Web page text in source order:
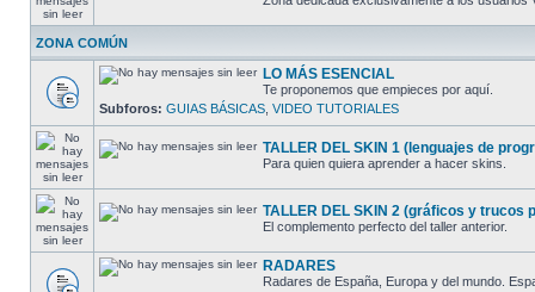
ZONA COMÚN
LO MÁS ESENCIAL
Te proponemos que empieces por aquí.
Subforos: GUIAS BÁSICAS VIDEO TUTORIALES
TALLER DEL SKIN 1 (lenguajes de
Para quien quiera aprender a hacer skins.
TALLER DEL SKIN 2 (gráficos y trucos
El complemento perfecto del taller anterior.
RADARES
Radares de España, Europa y del mundo.